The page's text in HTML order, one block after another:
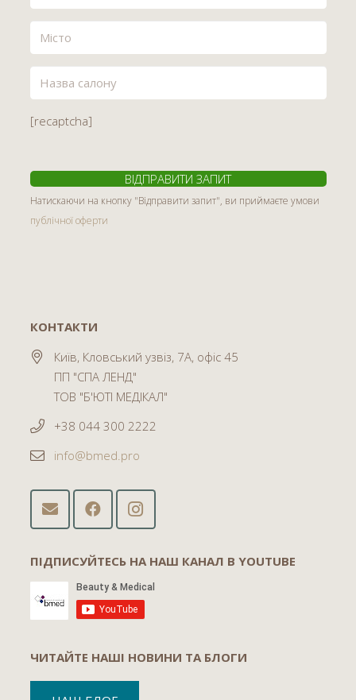
[recaptcha]
Натискаючи на кнопку "Відправити запит", ви приймаєте умови
публічної оферти
КОНТАКТИ
Київ, Кловський узвіз, 7А, офіс 45
ПП "СПА ЛЕНД"
ТОВ "Б'ЮТІ МЕДІКАЛ"
+38 044 300 2222
info@bmed.pro
ПІДПИСУЙТЕСЬ НА НАШ КАНАЛ В YOUTUBE
ЧИТАЙТЕ НАШІ НОВИНИ ТА БЛОГИ